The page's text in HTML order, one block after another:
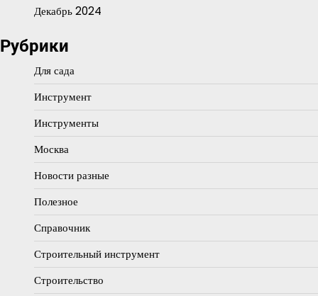
Декабрь 2024
Рубрики
Для сада
Инструмент
Инструменты
Москва
Новости разные
Полезное
Справочник
Строительный инструмент
Строительство